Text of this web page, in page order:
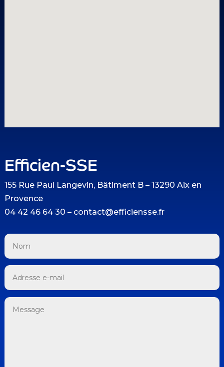
Efficien-SSE
155 Rue Paul Langevin, Bâtiment B – 13290 Aix en
Provence
04 42 46 64 30 – contact@efficiensse.fr